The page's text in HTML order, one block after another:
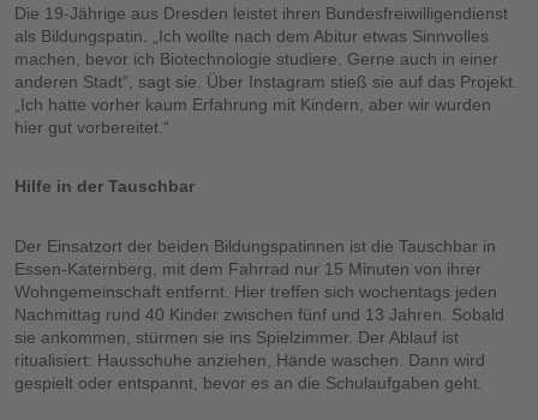
Die 19-Jährige aus Dresden leistet ihren Bundesfreiwilligendienst
als Bildungspatin. „Ich wollte nach dem Abitur etwas Sinnvolles
machen, bevor ich Biotechnologie studiere. Gerne auch in einer
anderen Stadt“, sagt sie. Über Instagram stieß sie auf das Projekt.
„Ich hatte vorher kaum Erfahrung mit Kindern, aber wir wurden
hier gut vorbereitet.“
Hilfe in der Tauschbar
Der Einsatzort der beiden Bildungspatinnen ist die Tauschbar in
Essen-Katernberg, mit dem Fahrrad nur 15 Minuten von ihrer
Wohngemeinschaft entfernt. Hier treffen sich wochentags jeden
Nachmittag rund 40 Kinder zwischen fünf und 13 Jahren. Sobald
sie ankommen, stürmen sie ins Spielzimmer. Der Ablauf ist
ritualisiert: Hausschuhe anziehen, Hände waschen. Dann wird
gespielt oder entspannt, bevor es an die Schulaufgaben geht.